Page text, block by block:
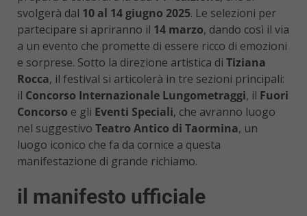
svolgerà dal 10 al 14 giugno 2025. Le selezioni per
partecipare si apriranno il 14 marzo, dando così il via
a un evento che promette di essere ricco di emozioni
e sorprese. Sotto la direzione artistica di Tiziana
Rocca, il festival si articolerà in tre sezioni principali:
il Concorso Internazionale Lungometraggi, il Fuori
Concorso e gli Eventi Speciali, che avranno luogo
nel suggestivo Teatro Antico di Taormina, un
luogo iconico che fa da cornice a questa
manifestazione di grande richiamo.
il manifesto ufficiale